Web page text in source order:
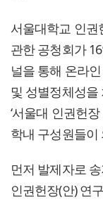
서울대학교 인권
관한 공청회가
널을 통해 온라
및 성별정체성
‘서울대 인권헌
학내 구성원들이
먼저 발제자로
인권헌장(안) 연